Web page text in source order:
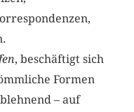
, beschäftigt sich
Formen
– auf